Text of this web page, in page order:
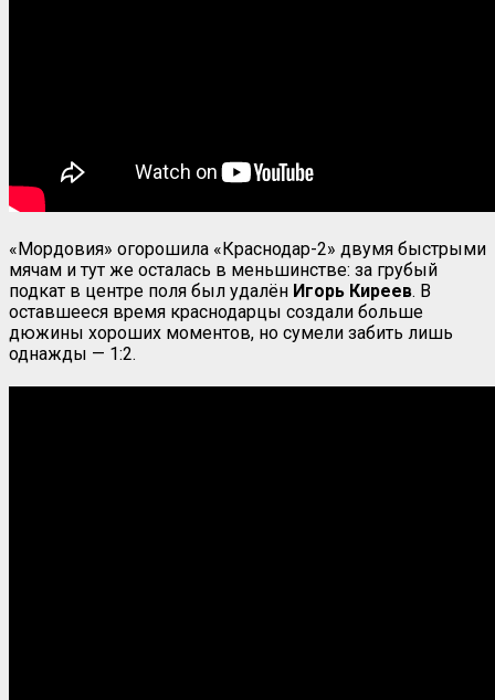
«Мордовия» огорошила «Краснодар-2» двумя быстрыми
мячам и тут же осталась в меньшинстве: за грубый
подкат в центре поля был удалён Игорь Киреев. В
оставшееся время краснодарцы создали больше
дюжины хороших моментов, но сумели забить лишь
однажды — 1:2.